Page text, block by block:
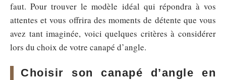
faut. Pour trouver le modèle idéal qui répondra à vos
attentes et vous offrira des moments de détente que vous
avez tant imaginée, voici quelques critères à considérer
lors du choix de votre canapé d’angle.
Choisir son canapé d’angle en